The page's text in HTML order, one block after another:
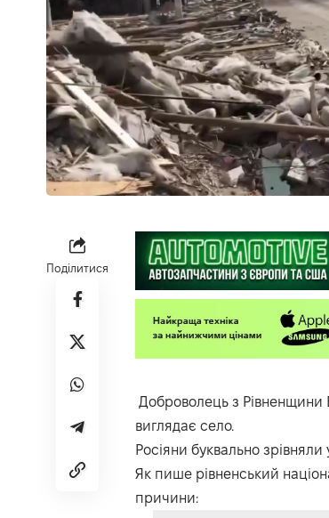
Поділитися
Доброволець з Рівненщини
виглядає село.
Росіяни буквально зрівняли
Як пише рівненський
причини: